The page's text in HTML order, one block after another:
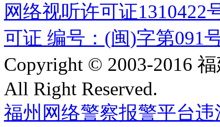
网络视听许可证1310422
可证 编号：(闽)字第091
Copyright © 2003-2016
All Right Reserved.
福州网络警察报警平台违